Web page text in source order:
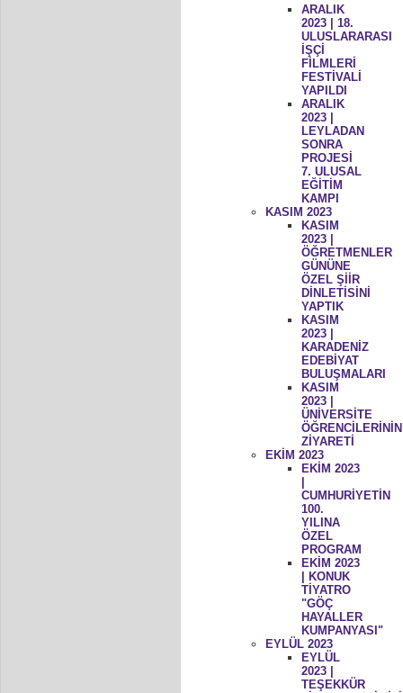
ARALIK
2023 | 18.
ULUSLARARASI
İŞÇİ
FİLMLERİ
FESTİVALİ
YAPILDI
ARALIK
2023 |
LEYLADAN
SONRA
PROJESİ
7. ULUSAL
EĞİTİM
KAMPI
KASIM 2023
KASIM
2023 |
ÖĞRETMENLER
GÜNÜNE
ÖZEL ŞİİR
DİNLETİSİNİ
YAPTIK
KASIM
2023 |
KARADENİZ
EDEBİYAT
BULUŞMALARI
KASIM
2023 |
ÜNİVERSİTE
ÖĞRENCİLERİNİN
ZİYARETİ
EKİM 2023
EKİM 2023
CUMHURİYETİN
100.
YILINA
ÖZEL
PROGRAM
EKİM 2023
| KONUK
TİYATRO
"GÖÇ
HAYALLER
KUMPANYASI"
EYLÜL 2023
EYLÜL
2023 |
TEŞEKKÜR